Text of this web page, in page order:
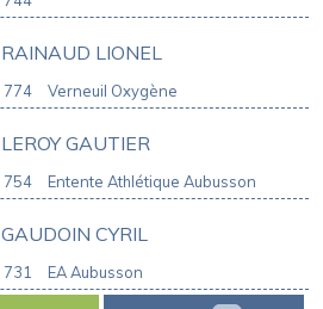
774
RAINAUD LIONEL
Verneuil Oxygène
754
LEROY GAUTIER
Entente Athlétique Aubusson
731
GAUDOIN CYRIL
EA Aubusson